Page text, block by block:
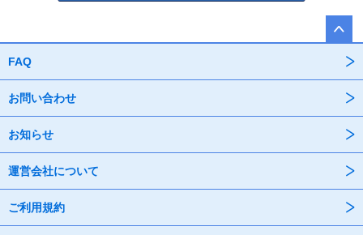
FAQ
お問い合わせ
お知らせ
運営会社について
ご利用規約